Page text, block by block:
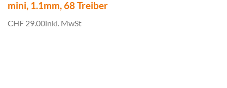
mini, 1.1mm, 68 Treiber
CHF 29.00inkl. MwSt